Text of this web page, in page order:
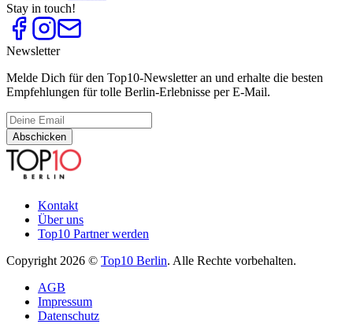
Stay in touch!
Newsletter
Melde Dich für den Top10-Newsletter an und erhalte die besten
Empfehlungen für tolle Berlin-Erlebnisse per E-Mail.
Abschicken
Kontakt
Über uns
Top10 Partner werden
Copyright 2026 © Top10 Berlin. Alle Rechte vorbehalten.
AGB
Impressum
Datenschutz